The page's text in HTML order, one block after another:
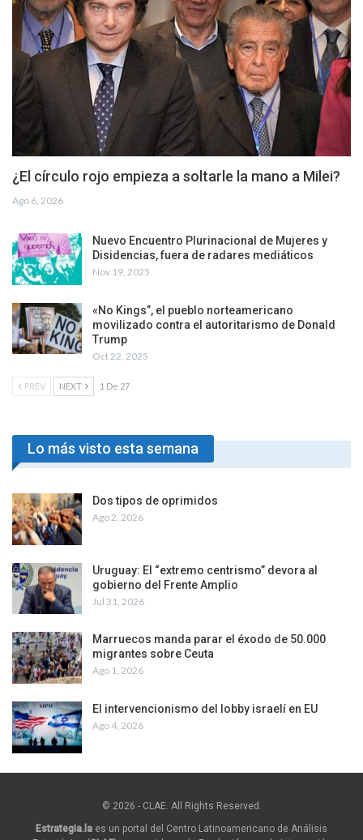
¿El círculo rojo empieza a soltarle la mano a Milei?
Ago 6, 2026
Nuevo Encuentro Plurinacional de Mujeres y
Disidencias, fuera de radares mediáticos
Nov 19, 2025
«No Kings”, el pueblo norteamericano
movilizado contra el autoritarismo de Donald
Trump
Oct 22, 2025
PREV NEXT 1 De 27
Lo más visto esta semana
Dos tipos de oprimidos
Ago 2, 2026
Uruguay: El “extremo centrismo” devora al
gobierno del Frente Amplio
Jul 31, 2026
Marruecos manda parar el éxodo de 50.000
migrantes sobre Ceuta
Ago 1, 2026
El intervencionismo del lobby israelí en EU
Ago 4, 2026
© 2026 - CLAE. All Rights Reserved.
Estrategia.la es un portal del Centro Latinoamericano de Análisis